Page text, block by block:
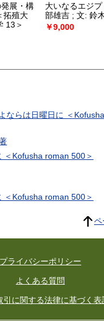
展・構
拓殖大
13＞
大いなるエジプ
部雄吉 ; 文: 鈴
￥9,000
ならは日曜日に ＜
＜Kofusha roman 500＞
＜Kofusha roman 500＞
ペ
プライバシーポリシー
よくある質問
引に関する法律に基づく表